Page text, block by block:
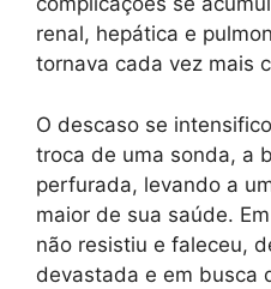
renal, hepática e
tornava cada vez mais
O descaso se
troca de uma sonda, a
perfurada, levando a
maior de sua saúde.
não resistiu e faleceu,
devastada e em busca